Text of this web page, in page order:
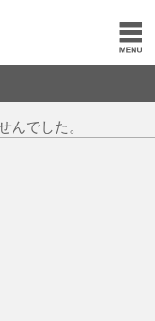
んでした。